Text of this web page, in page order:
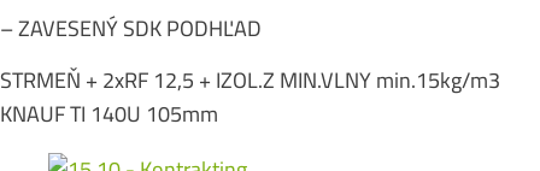
– ZAVESENÝ SDK PODHĽAD
STRMEŇ + 2xRF 12,5 + IZOL.Z MIN.VLNY min.15kg/m3
KNAUF TI 140U 105mm